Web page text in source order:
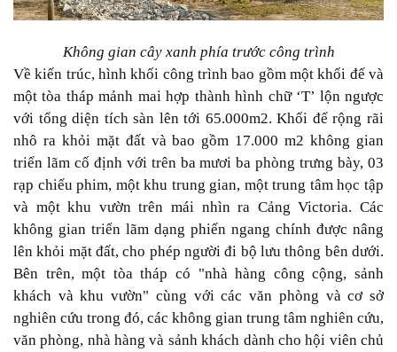
Không gian cây xanh phía trước công trình
Về kiến trúc, hình khối công trình bao gồm một khối đế và
một tòa tháp mảnh mai hợp thành hình chữ ‘T’ lộn ngược
với tổng diện tích sàn lên tới 65.000m2. Khối đế rộng rãi
nhô ra khỏi mặt đất và bao gồm 17.000 m2 không gian
triển lãm cố định với trên ba mươi ba phòng trưng bày, 03
rạp chiếu phim, một khu trung gian, một trung tâm học tập
và một khu vườn trên mái nhìn ra Cảng Victoria. Các
không gian triển lãm dạng phiến ngang chính được nâng
lên khỏi mặt đất, cho phép người đi bộ lưu thông bên dưới.
Bên trên, một tòa tháp có "nhà hàng công cộng, sảnh
khách và khu vườn" cùng với các văn phòng và cơ sở
nghiên cứu trong đó, các không gian trung tâm nghiên cứu,
văn phòng, nhà hàng và sảnh khách dành cho hội viên chủ